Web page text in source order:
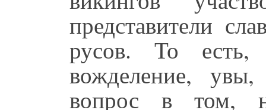
представители
русов. То
вожделение,
вопрос в том,